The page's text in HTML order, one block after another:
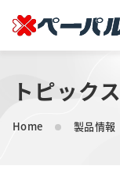
HOME
初めての方へ
トピックス
Home 製品情報